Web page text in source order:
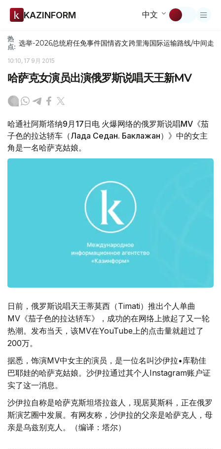
KAZINFORM 中文
热
点: 选举-2026总统府任免事件国情咨文跨里海国际运输路线/中间走廊
10:10, 17 9月 2015
哈萨克女演员出演俄罗斯说唱天王新MV
哈通社阿斯塔纳9月17日电 火爆网络的俄罗斯说唱MV《茄
子色的拉达轿车（Лада Седан. Баклажан）》中的女主
角是一名哈萨克姑娘。
日前，俄罗斯说唱天王蒂莫西（Timati）推出个人单曲
MV《茄子色的拉达轿车》，成功的在网络上掀起了又一轮
热潮。发布当天，该MV在YouTube上的点击量就超过了
200万。
据悉，饰演MV中女主的演员，是一位名叫沙伊拉•库勒佳
巴耶娃的哈萨克姑娘。沙伊拉通过其个人Instagram账户证
实了这一消息。
沙伊拉自称是哈萨克斯坦塔拉兹人，现居莫斯科，正在俄罗
斯演艺圈中发展。有网友称，沙伊拉的父亲是哈萨克人，母
亲是乌兹别克人。（编译：塔尔）